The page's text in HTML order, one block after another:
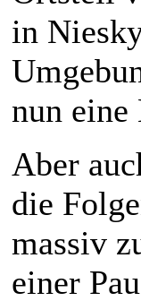
in
nun eine
Aber
die
massiv
einer